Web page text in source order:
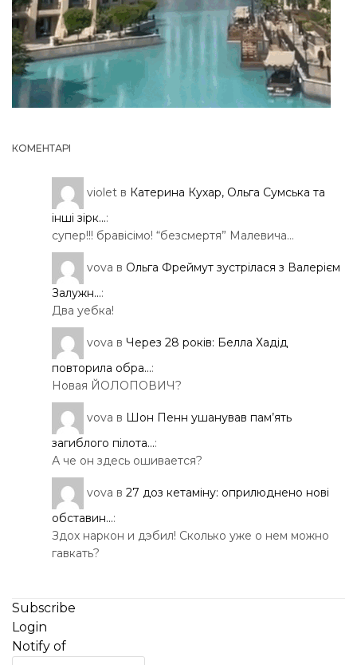
КОМЕНТАРІ
violet в Катерина Кухар, Ольга Сумська та
інші зірк...:
супер!!! бравісімо! “безсмертя” Малевича…
vova в Ольга Фреймут зустрілася з Валерієм
Залужн...:
Два уебка!
vova в Через 28 років: Белла Хадід
повторила обра...:
Новая ЙОЛОПОВИЧ?
vova в Шон Пенн ушанував пам’ять
загиблого пілота...:
А че он здесь ошивается?
vova в 27 доз кетаміну: оприлюднено нові
обставин...:
Здох наркон и дэбил! Сколько уже о нем можно
гавкать?
Subscribe
Login
Notify of